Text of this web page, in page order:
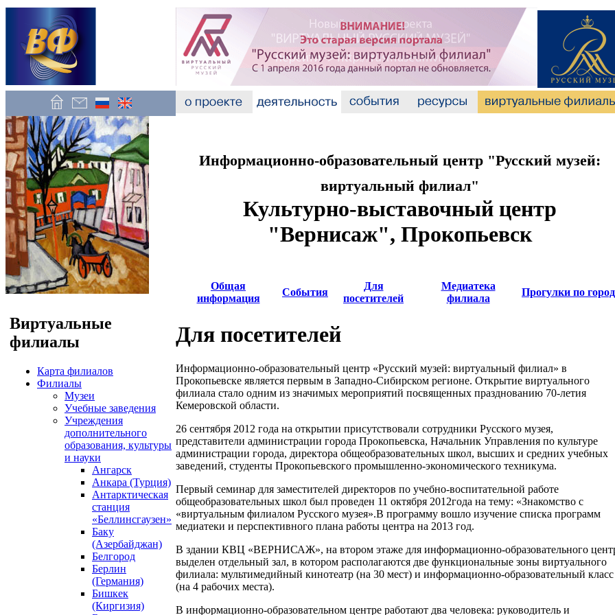
Виртуальные
филиалы
Карта филиалов
Филиалы
Музеи
Учебные заведения
Учреждения
дополнительного
образования, культуры
и науки
Ангарск
Анкара (Турция)
Антарктическая
станция
«Беллинсгаузен»
Баку
(Азербайджан)
Белгород
Берлин
(Германия)
Бишкек
(Киргизия)
Информационно-образовательный центр "Русский музей:
виртуальный филиал"
Культурно-выставочный центр
"Вернисаж", Прокопьевск
Общая
информация
События
Для
посетителей
Медиатека
филиала
Прогулки по
Для посетителей
Информационно-образовательный центр «Русский музей: виртуальный филиал» в
Прокопьевске является первым в Западно-Сибирском регионе. Открытие виртуального
филиала стало одним из значимых мероприятий посвященных празднованию 70-летия
Кемеровской области.
26 сентября 2012 года на открытии присутствовали сотрудники Русского музея,
представители администрации города Прокопьевска, Начальник Управления по культуре
администрации города, директора общеобразовательных школ, высших и средних учебных
заведений, студенты Прокопьевского промышленно-экономического техникума.
Первый семинар для заместителей директоров по учебно-воспитательной работе
общеобразовательных школ был проведен 11 октября 2012года на тему: «Знакомство с
«виртуальным филиалом Русского музея».В программу вошло изучение списка программ
медиатеки и перспективного плана работы центра на 2013 год.
В здании КВЦ «ВЕРНИСАЖ», на втором этаже для информационно-образовательного
выделен отдельный зал, в котором располагаются две функциональные зоны виртуального
филиала: мультимедийный кинотеатр (на 30 мест) и информационно-образовательный класс
(на 4 рабочих места).
В информационно-образовательном центре работают два человека: руководитель и